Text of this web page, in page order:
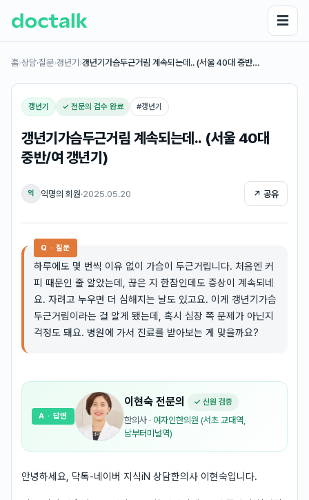
☰
홈›상담·질문›갱년기 ›갱년기가슴두근거림 계속되는데.. (서울 40대 중반…
갱년기 ✓ 전문의 검수 완료 #갱년기
갱년기가슴두근거림 계속되는데.. (서울 40대
중반/여 갱년기)
익 익명의 회원·2025.05.20 ↗ 공유
Q · 질문
하루에도 몇 번씩 이유 없이 가슴이 두근거립니다. 처음엔 커
피 때문인 줄 알았는데, 끊은 지 한참인데도 증상이 계속되네
요. 자려고 누우면 더 심해지는 날도 있고요. 이게 갱년기가슴
두근거림이라는 걸 알게 됐는데, 혹시 심장 쪽 문제가 아닌지
걱정도 돼요. 병원에 가서 진료를 받아보는 게 맞을까요?
이현숙 전문의 ✓ 신원 검증
한의사 · 여자인한의원 (서초 교대역,
남부터미널역)
A · 답변
안녕하세요, 닥톡-네이버 지식iN 상담한의사 이현숙입니다.